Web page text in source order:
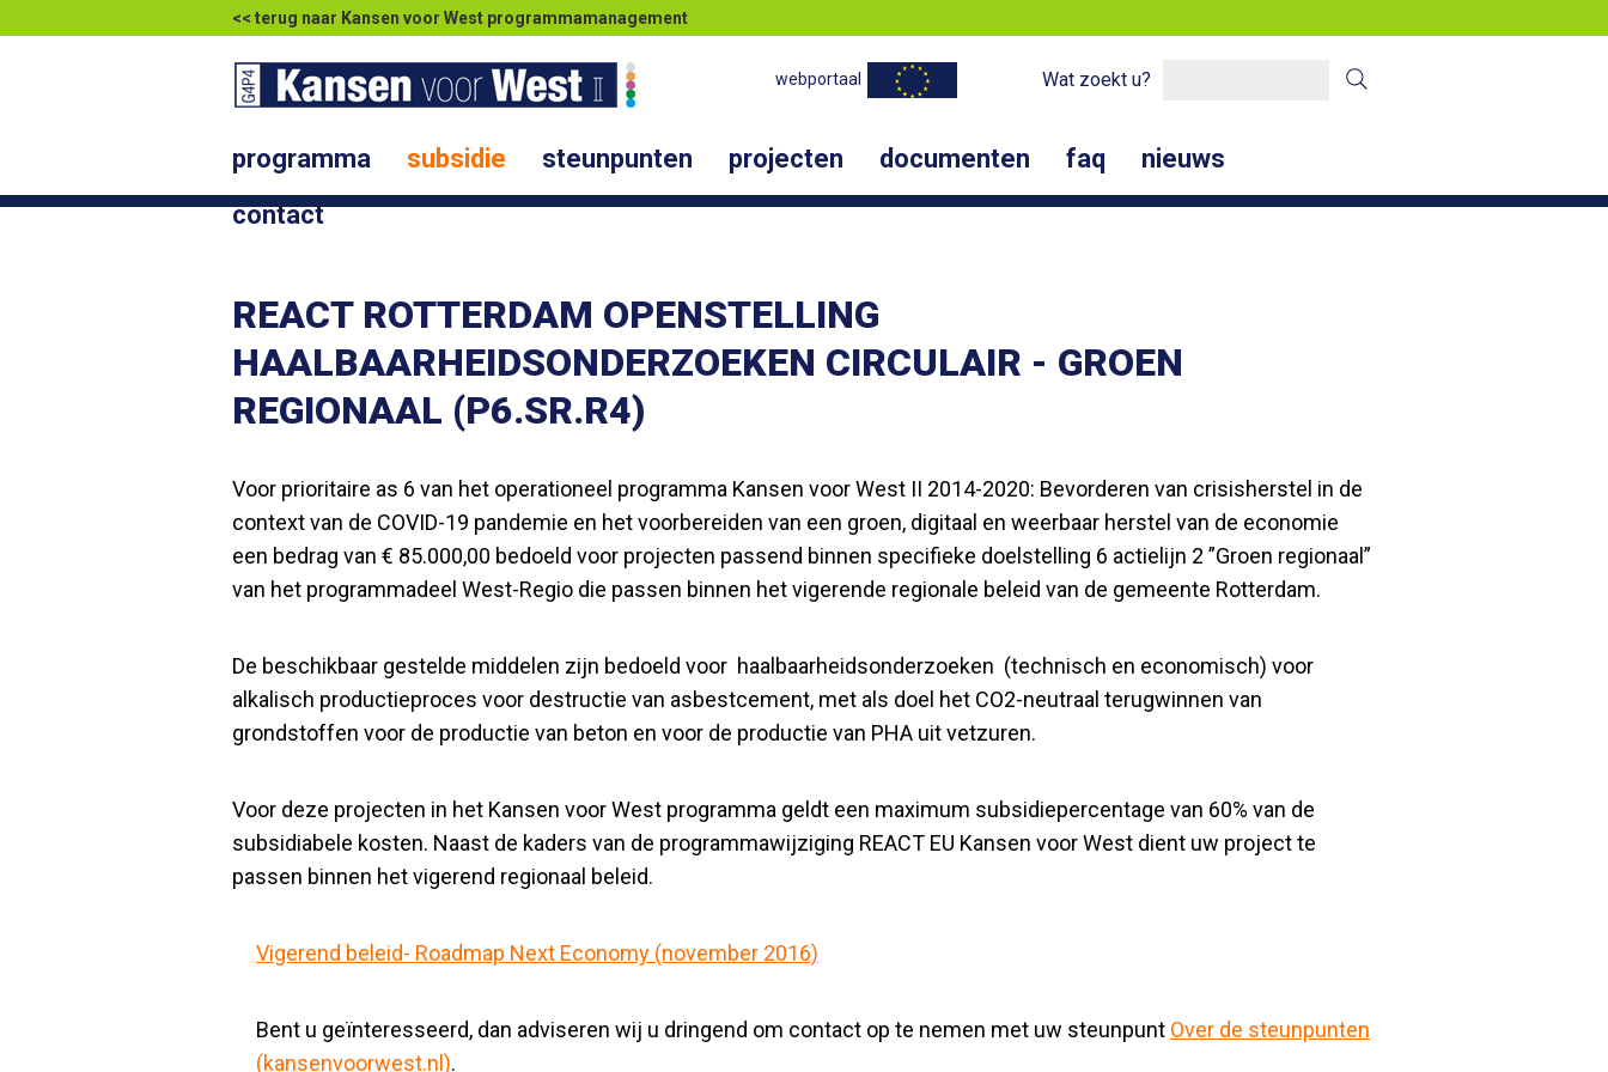
<< terug naar Kansen voor West programmamanagement
Wat zoekt u?
webportaal
programma subsidie steunpunten projecten documenten faq
nieuws
contact
REACT ROTTERDAM OPENSTELLING
HAALBAARHEIDSONDERZOEKEN CIRCULAIR - GROEN
REGIONAAL (P6.SR.R4)
Voor prioritaire as 6 van het operationeel programma Kansen voor West II 2014-2020: Bevorderen van crisisherstel in de
context van de COVID-19 pandemie en het voorbereiden van een groen, digitaal en weerbaar herstel van de economie
een bedrag van € 85.000,00 bedoeld voor projecten passend binnen specifieke doelstelling 6 actielijn 2 ”Groen regionaal”
van het programmadeel West-Regio die passen binnen het vigerende regionale beleid van de gemeente Rotterdam.
De beschikbaar gestelde middelen zijn bedoeld voor haalbaarheidsonderzoeken (technisch en economisch) voor
alkalisch productieproces voor destructie van asbestcement, met als doel het CO2-neutraal terugwinnen van
grondstoffen voor de productie van beton en voor de productie van PHA uit vetzuren.
Voor deze projecten in het Kansen voor West programma geldt een maximum subsidiepercentage van 60% van de
subsidiabele kosten. Naast de kaders van de programmawijziging REACT EU Kansen voor West dient uw project te
passen binnen het vigerend regionaal beleid.
Vigerend beleid- Roadmap Next Economy (november 2016)
Bent u geïnteresseerd, dan adviseren wij u dringend om contact op te nemen met uw steunpunt Over de steunpunten
(kansenvoorwest.nl).